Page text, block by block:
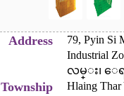
Address
79, Pyin Si
Industrial
လမ္း၊ ေရ
Township Hlaing